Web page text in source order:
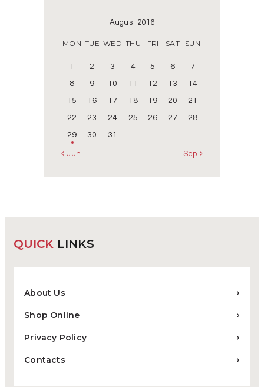
August 2016
MON TUE WED THU FRI SAT SUN
1 2 3 4 5 6 7
8 9 10 11 12 13 14
15 16 17 18 19 20 21
22 23 24 25 26 27 28
29 30 31
« Jun Sep »
QUICK LINKS
About Us
Shop Online
Privacy Policy
Contacts